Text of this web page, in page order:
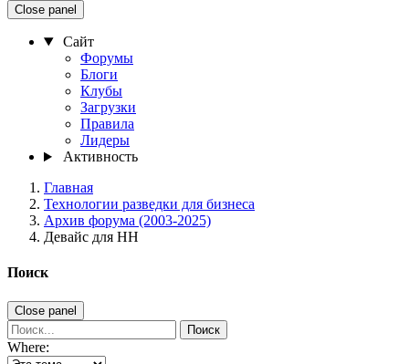
Close panel
Сайт
Форумы
Блоги
Клубы
Загрузки
Правила
Лидеры
Активность
Главная
Технологии разведки для бизнеса
Архив форума (2003-2025)
Девайс для НН
Поиск
Close panel
Поиск
Where: